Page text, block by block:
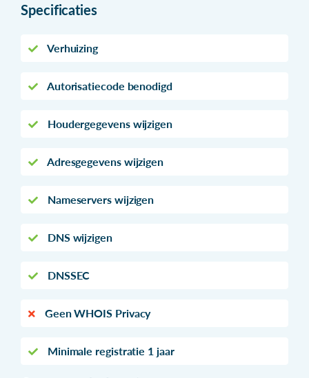
Specificaties
Verhuizing
Autorisatiecode benodigd
Houdergegevens wijzigen
Adresgegevens wijzigen
Nameservers wijzigen
DNS wijzigen
DNSSEC
Geen WHOIS Privacy
Minimale registratie 1 jaar